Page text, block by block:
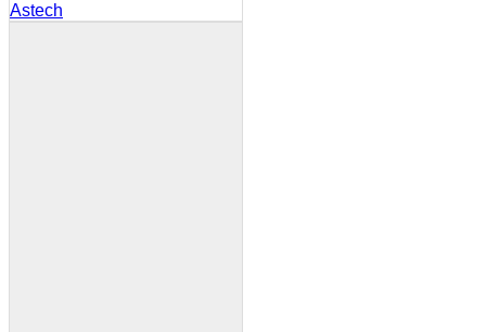
Astech